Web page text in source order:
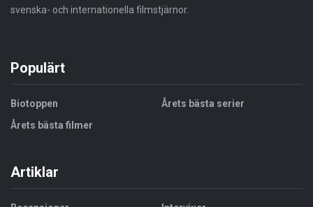
svenska- och internationella filmstjärnor.
Populärt
Biotoppen
Årets bästa filmer
Årets bästa serier
Artiklar